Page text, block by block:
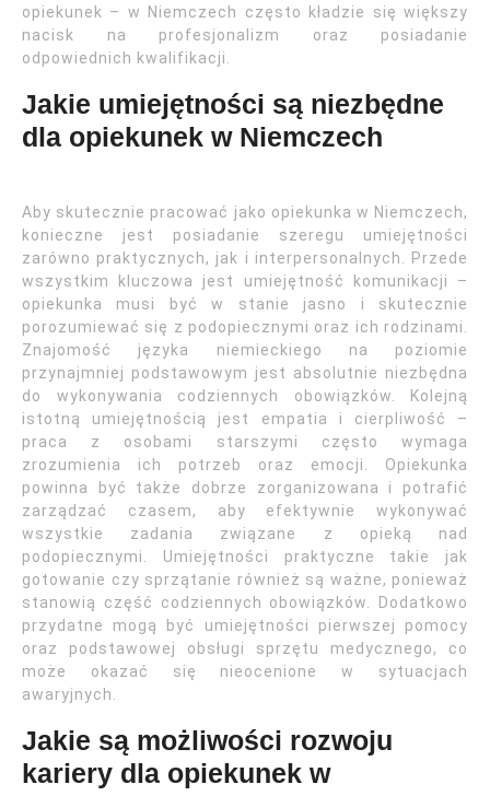
opiekunek – w Niemczech często kładzie się większy
nacisk na profesjonalizm oraz posiadanie
odpowiednich kwalifikacji.
Jakie umiejętności są niezbędne
dla opiekunek w Niemczech
Aby skutecznie pracować jako opiekunka w Niemczech,
konieczne jest posiadanie szeregu umiejętności
zarówno praktycznych, jak i interpersonalnych. Przede
wszystkim kluczowa jest umiejętność komunikacji –
opiekunka musi być w stanie jasno i skutecznie
porozumiewać się z podopiecznymi oraz ich rodzinami.
Znajomość języka niemieckiego na poziomie
przynajmniej podstawowym jest absolutnie niezbędna
do wykonywania codziennych obowiązków. Kolejną
istotną umiejętnością jest empatia i cierpliwość –
praca z osobami starszymi często wymaga
zrozumienia ich potrzeb oraz emocji. Opiekunka
powinna być także dobrze zorganizowana i potrafić
zarządzać czasem, aby efektywnie wykonywać
wszystkie zadania związane z opieką nad
podopiecznymi. Umiejętności praktyczne takie jak
gotowanie czy sprzątanie również są ważne, ponieważ
stanowią część codziennych obowiązków. Dodatkowo
przydatne mogą być umiejętności pierwszej pomocy
oraz podstawowej obsługi sprzętu medycznego, co
może okazać się nieocenione w sytuacjach
awaryjnych.
Jakie są możliwości rozwoju
kariery dla opiekunek w